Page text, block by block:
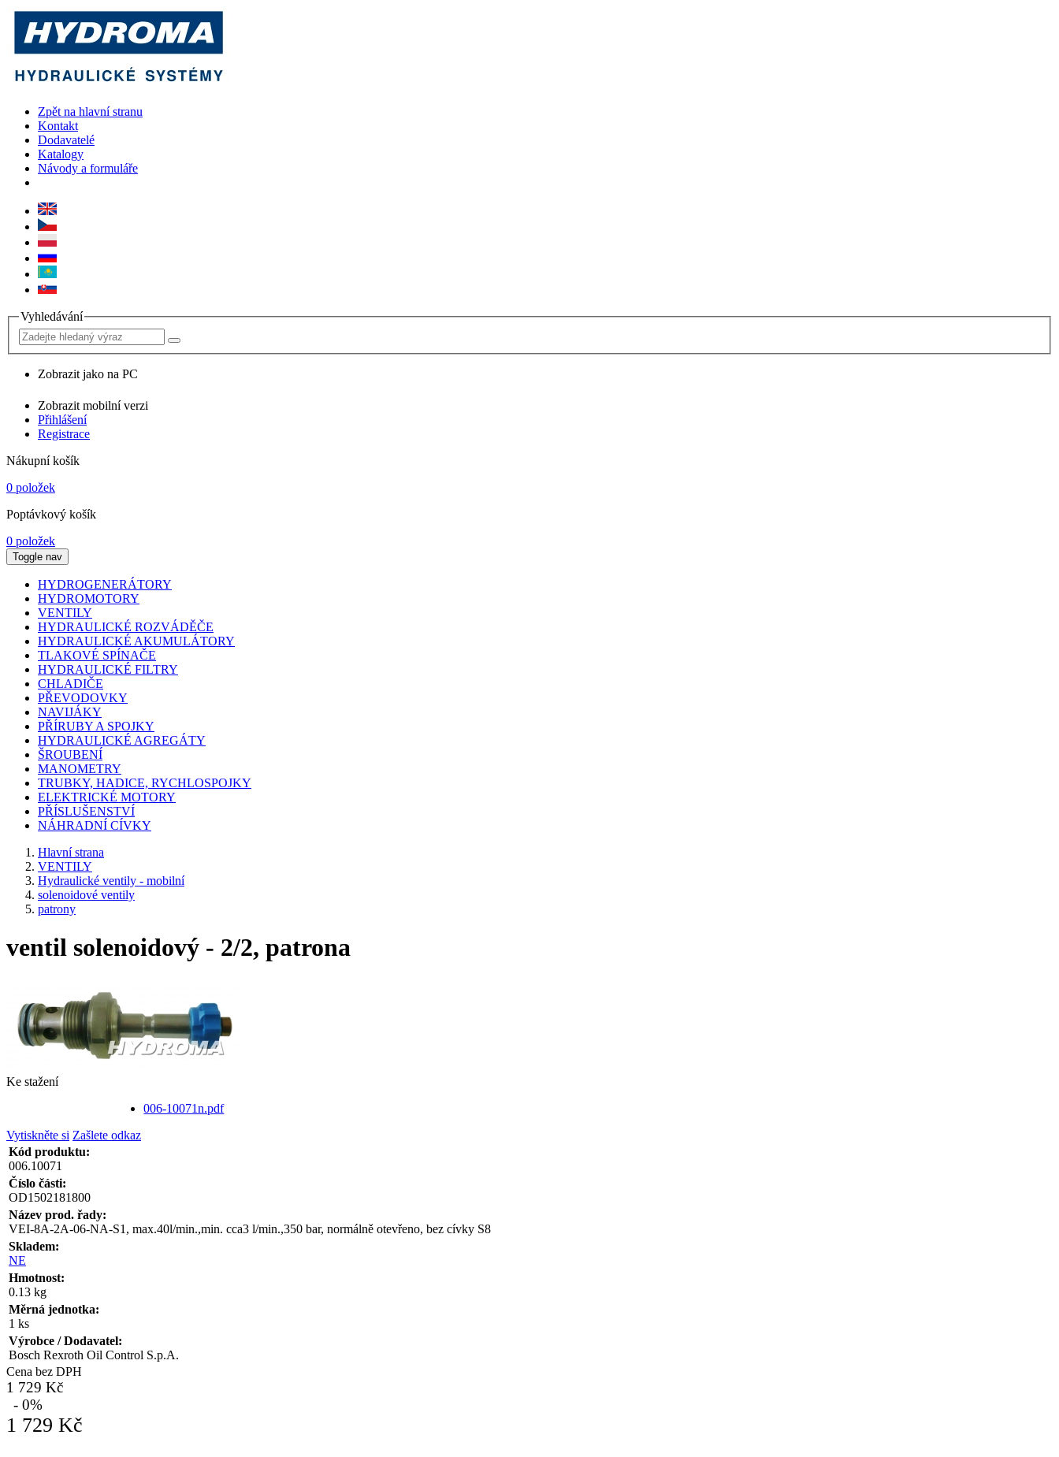
Zpět na hlavní stranu
Kontakt
Dodavatelé
Katalogy
Návody a formuláře
Vyhledávání
Zobrazit jako na PC
Zobrazit mobilní verzi
Přihlášení
Registrace
Nákupní košík
0 položek
Poptávkový košík
0 položek
Toggle nav
HYDROGENERÁTORY
HYDROMOTORY
VENTILY
HYDRAULICKÉ ROZVÁDĚČE
HYDRAULICKÉ AKUMULÁTORY
TLAKOVÉ SPÍNAČE
HYDRAULICKÉ FILTRY
CHLADIČE
PŘEVODOVKY
NAVIJÁKY
PŘÍRUBY A SPOJKY
HYDRAULICKÉ AGREGÁTY
ŠROUBENÍ
MANOMETRY
TRUBKY, HADICE, RYCHLOSPOJKY
ELEKTRICKÉ MOTORY
PŘÍSLUŠENSTVÍ
NÁHRADNÍ CÍVKY
Hlavní strana
VENTILY
Hydraulické ventily - mobilní
solenoidové ventily
patrony
ventil solenoidový - 2/2, patrona
Ke stažení
006-10071n.pdf
Vytiskněte si Zašlete odkaz
Kód produktu:
006.10071
Číslo části:
OD1502181800
Název prod. řady:
VEI-8A-2A-06-NA-S1, max.40l/min.,min. cca3 l/min.,350 bar, normálně otevřeno, bez cívky S8
Skladem:
NE
Hmotnost:
0.13 kg
Měrná jednotka:
1 ks
Výrobce / Dodavatel:
Bosch Rexroth Oil Control S.p.A.
Cena bez DPH
1 729 Kč
- 0%
1 729 Kč